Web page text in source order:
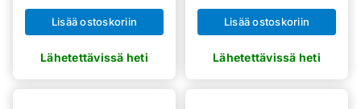
Lisää ostoskoriin Lisää ostoskoriin